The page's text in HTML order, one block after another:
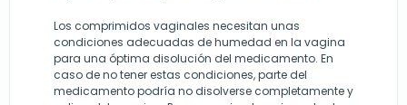
Los comprimidos vaginales necesitan unas
condiciones adecuadas de humedad en la vagina
para una óptima disolución del medicamento. En
caso de no tener estas condiciones, parte del
medicamento podría no disolverse completamente y